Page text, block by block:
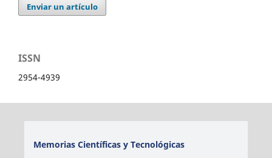
Enviar un artículo
ISSN
2954-4939
Memorias Científicas y Tecnológicas